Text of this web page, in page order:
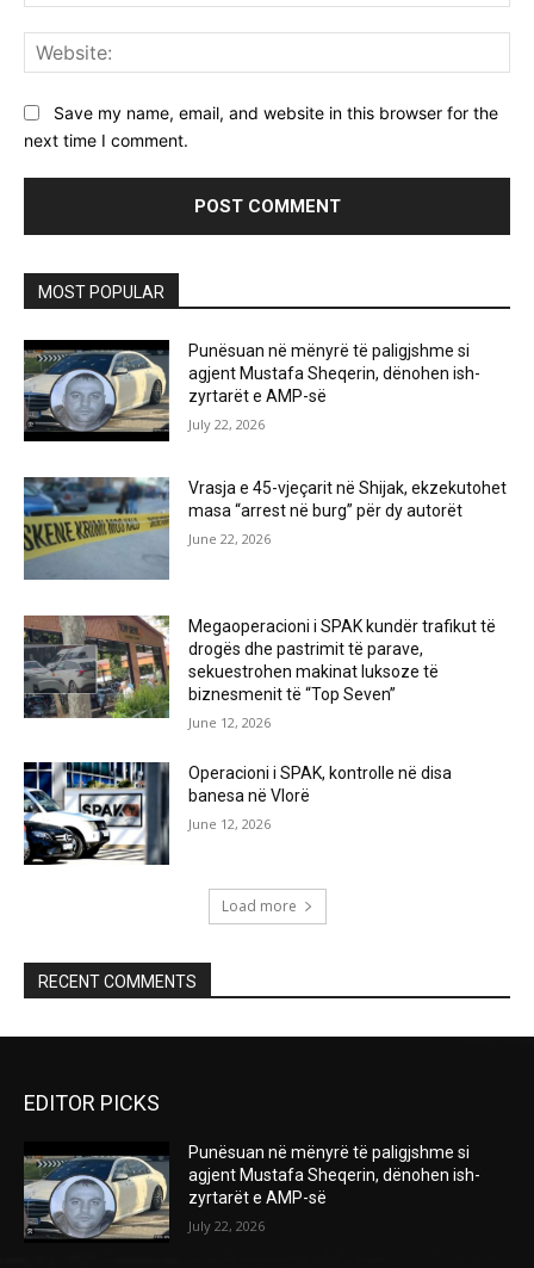
Save my name, email, and website in this browser for the
next time I comment.
MOST POPULAR
Punësuan në mënyrë të paligjshme si
agjent Mustafa Sheqerin, dënohen ish-
zyrtarët e AMP-së
July 22, 2026
Vrasja e 45-vjeçarit në Shijak, ekzekutohet
masa “arrest në burg” për dy autorët
June 22, 2026
Megaoperacioni i SPAK kundër trafikut të
drogës dhe pastrimit të parave,
sekuestrohen makinat luksoze të
biznesmenit të “Top Seven”
June 12, 2026
Operacioni i SPAK, kontrolle në disa
banesa në Vlorë
June 12, 2026
Load more
RECENT COMMENTS
EDITOR PICKS
Punësuan në mënyrë të paligjshme si
agjent Mustafa Sheqerin, dënohen ish-
zyrtarët e AMP-së
July 22, 2026